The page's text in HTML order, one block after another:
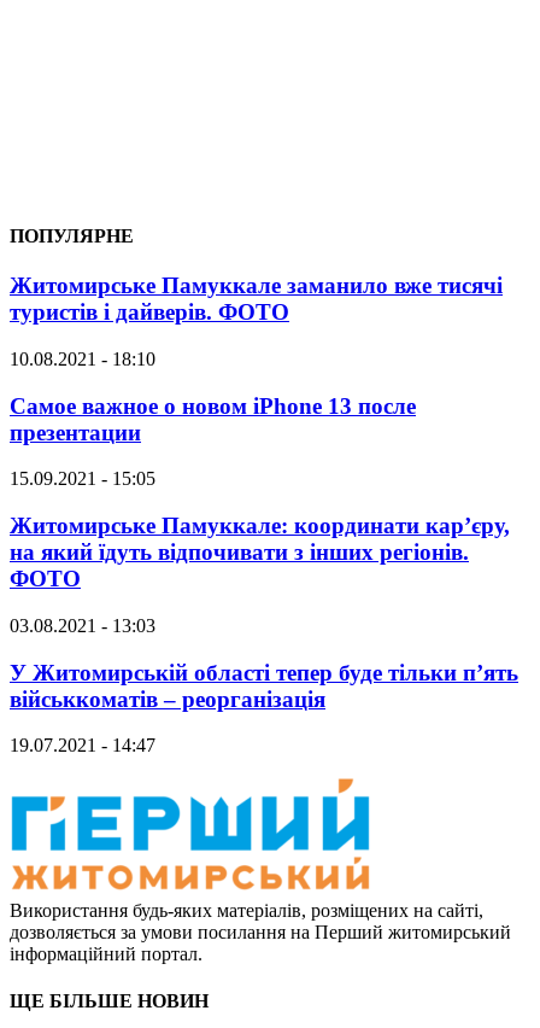
ПОПУЛЯРНЕ
Житомирське Памуккале заманило вже тисячі
туристів і дайверів. ФОТО
10.08.2021 - 18:10
Самое важное о новом iPhone 13 после
презентации
15.09.2021 - 15:05
Житомирське Памуккале: координати кар’єру,
на який їдуть відпочивати з інших регіонів.
ФОТО
03.08.2021 - 13:03
У Житомирській області тепер буде тільки п’ять
військкоматів – реорганізація
19.07.2021 - 14:47
Використання будь-яких матеріалів, розміщених на сайті,
дозволяється за умови посилання на Перший житомирський
інформаційний портал.
ЩЕ БІЛЬШЕ НОВИН